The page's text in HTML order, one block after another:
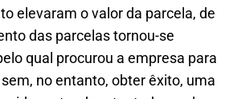
elevaram o valor da parcela, de
das parcelas tornou-se
qual procurou a empresa para
no entanto, obter êxito, uma